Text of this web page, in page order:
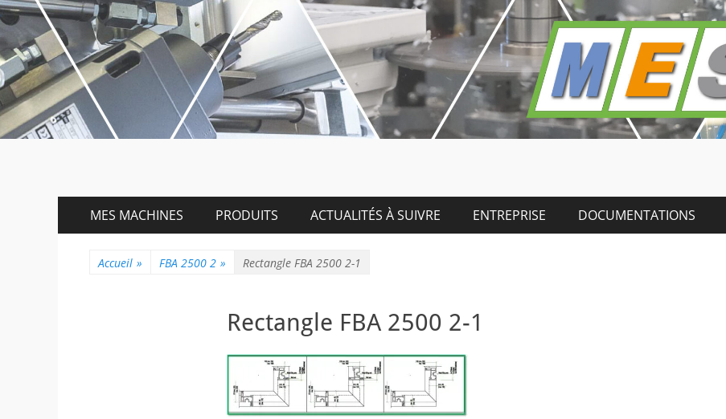
Menu
principal
MES MACHINES PRODUITS ACTUALITÉS À SUIVRE ENTREPRISE DOCUMENTATIONS
Accueil » FBA 2500 2 » Rectangle FBA 2500 2-1
Rectangle FBA 2500 2-1